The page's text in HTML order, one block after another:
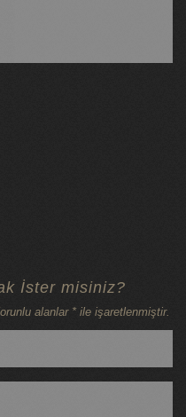
İster misiniz?
alanlar * ile işaretlenmiştir.